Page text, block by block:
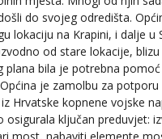
do svojeg odredišta.
lokaciju na Krapini, i dalje
od stare lokacije,
plana bila je potrebna
je zamolbu za
Hrvatske kopnene vojske
osigurala ključan preduvjet: